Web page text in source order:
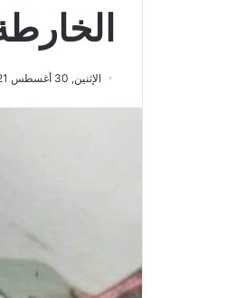
الإثنين, 30 أغسطس 2021 - 11:31 م